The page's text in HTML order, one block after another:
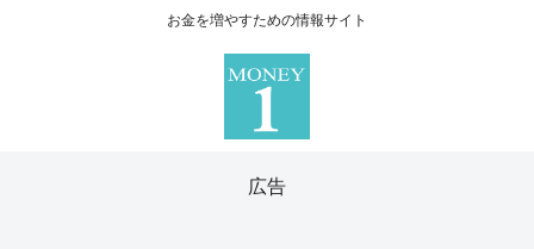
お金を増やすための情報サイト
広告